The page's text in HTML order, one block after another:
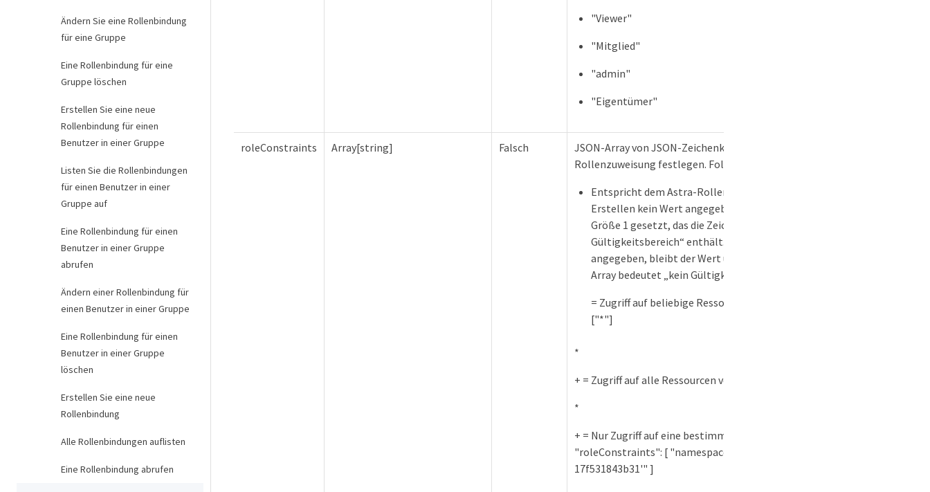
Ändern Sie eine Rollenbindung
für eine Gruppe
Eine Rollenbindung für eine
Gruppe löschen
Erstellen Sie eine neue
Rollenbindung für einen
Benutzer in einer Gruppe
Listen Sie die Rollenbindungen
für einen Benutzer in einer
Gruppe auf
Eine Rollenbindung für einen
Benutzer in einer Gruppe
abrufen
Ändern einer Rollenbindung für
einen Benutzer in einer Gruppe
Eine Rollenbindung für einen
Benutzer in einer Gruppe
löschen
Erstellen Sie eine neue
Rollenbindung
Alle Rollenbindungen auflisten
Eine Rollenbindung abrufen
"Viewer"
"Mitglied"
"admin"
"Eigentümer"
roleConstraints Array[string] Falsch
JSON-Array von JSON-Zeichenketten, die den Umfang der
Rollenzuweisung festlegen. Folgende Werte sind definiert:
Entspricht dem Astra-Rollenbeschränkungsschema. Wird beim
Erstellen kein Wert angegeben, wird dieser auf ein Array der
Größe 1 gesetzt, das die Zeichenkette „*“ für „vollständiger
Gültigkeitsbereich“ enthält. Wird beim Aktualisieren kein Wert
angegeben, bleibt der Wert unverändert erhalten. Ein leeres
Array bedeutet „kein Gültigkeitsbereich“. Beispiele: *
= Zugriff auf beliebige Ressourcen erlauben: "roleConstraints":
["*"]
*
+ = Zugriff auf alle Ressourcen verweigern: "roleConstraints": []
*
+ = Nur Zugriff auf eine bestimmte Namespace-Ressource erlauben:
"roleConstraints": [ "namespaces:id='6fa2f917-f730-41b8-9c15-
17f531843b31'" ]